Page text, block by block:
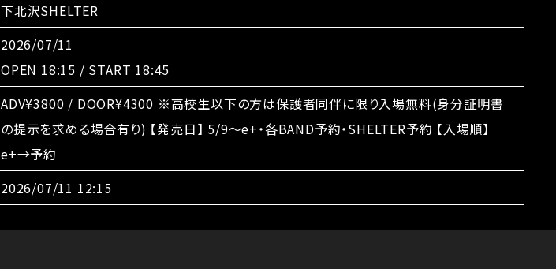
下北沢SHELTER
2026/07/11
OPEN 18:15 / START 18:45
ADV¥3800 / DOOR¥4300 ※高校生以下の方は保護者同伴に限り入場無料(身分証明書
の提示を求める場合有り) 【発売日】 5/9〜e+・各BAND予約・SHELTER予約 【入場順】
e+→予約
2026/07/11 12:15